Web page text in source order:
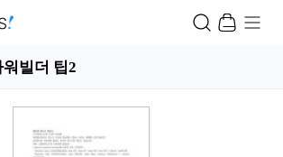
빌더 팁2